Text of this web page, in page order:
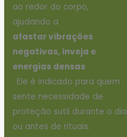
ao redor do corpo,
ajudando a
afastar vibrações
negativas, inveja e
energias densas
. Ele é indicado para quem
sente necessidade de
proteção sutil durante o dia
ou antes de rituais.